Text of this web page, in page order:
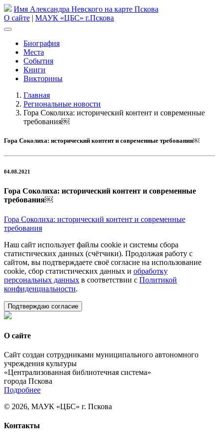
Имя Александра Невского на карте Пскова
О сайте | МАУК «ЦБС» г.Пскова
Биография
Места
События
Книги
Викторины
Главная
Региональные новости
Гора Соколиха: исторический контент и современные
требования￼
Гора Соколиха: исторический контент и современные требования￼
04.08.2021
Гора Соколиха: исторический контент и современные
требования￼
Гора Соколиха: исторический контент и современные
требования
Наш сайт использует файлы cookie и системы сбора
статистических данных (счётчики). Продолжая работу с
сайтом, вы подтверждаете своё согласие на использование
cookie, сбор статистических данных и обработку
персональных данных в соответствии с Политикой
конфиденциальности.
Подтверждаю согласие
О сайте
Сайт создан сотрудниками муниципального автономного
учреждения культуры
«Централизованная библиотечная система»
города Пскова
Подробнее
© 2026, МАУК «ЦБС» г. Пскова
Контакты